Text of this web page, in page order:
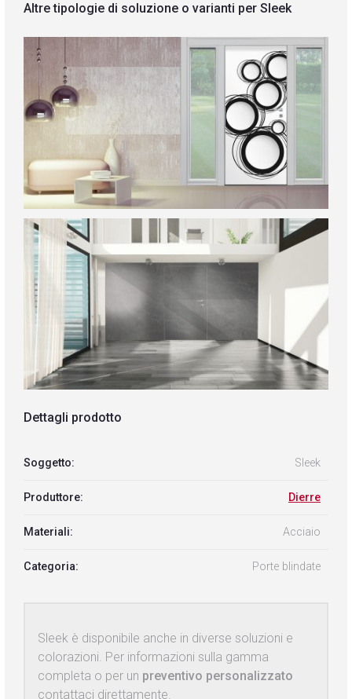
Altre tipologie di soluzione o varianti per Sleek
Dettagli prodotto
Soggetto: Sleek
Produttore: Dierre
Materiali: Acciaio
Categoria: Porte blindate
Sleek è disponibile anche in diverse soluzioni e
colorazioni. Per informazioni sulla gamma
completa o per un preventivo personalizzato
contattaci direttamente.